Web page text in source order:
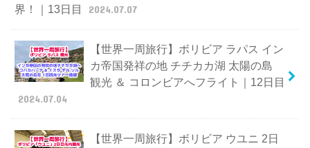
界！｜13日目
2024.07.07
【世界一周旅行】ボリビア ラパス イン
カ帝国発祥の地 チチカカ湖 太陽の島
観光 ＆ コロンビアへフライト｜12日目
2024.07.04
【世界一周旅行】ボリビア ウユニ 2日